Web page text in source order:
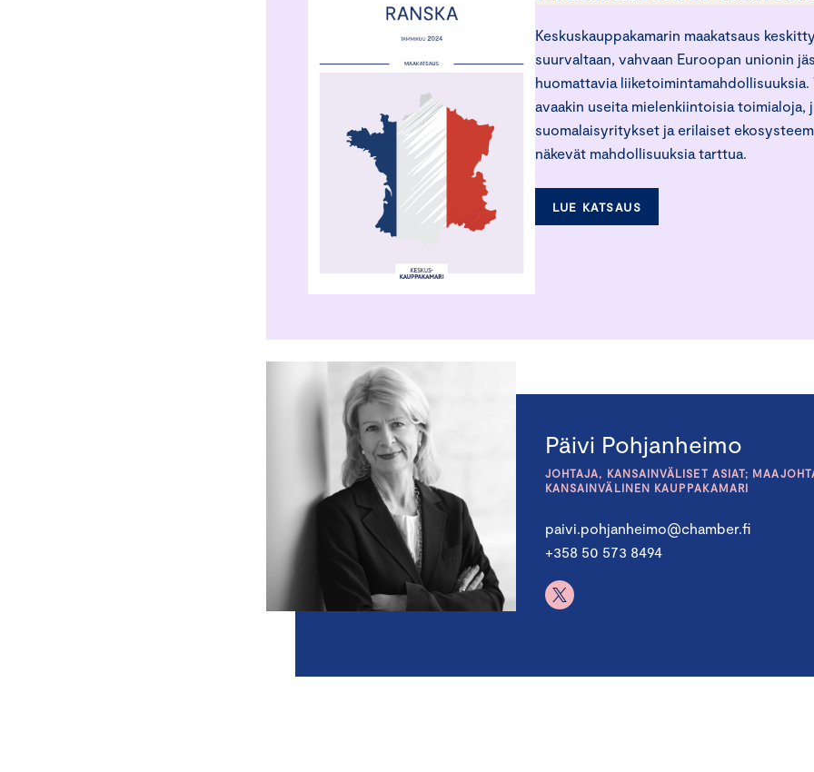
Keskuskauppakamarin maakatsaus
suurvaltaan, vahvaan Euroopan unionin
huomattavia liiketoimintamahdollisuuksia.
avaakin useita mielenkiintoisia toimialoja,
suomalaisyritykset ja erilaiset
näkevät mahdollisuuksia tarttua.
LUE KATSAUS
Päivi Pohjanheimo
JOHTAJA, KANSAINVÄLISET ASIAT;
KANSAINVÄLINEN KAUPPAKAMARI
paivi.pohjanheimo@chamber.fi
+358 50 573 8494